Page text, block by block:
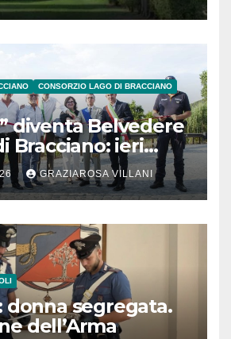
CONSORZIO LAGO DI BRACCIANO
diventa Belvedere
Bracciano: ieri
GRAZIAROSA VILLANI
donna segregata.
dell’Arma